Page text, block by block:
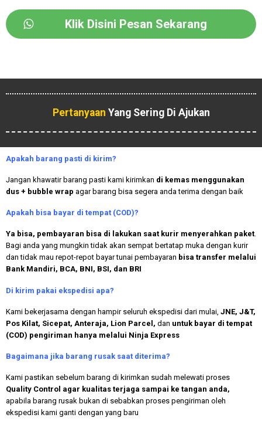
Klik Disini Pesan Sekarang
Pertanyaan Yang Sering Di Ajukan
Apakah barang pasti di kirim?
Jangan khawatir barang pasti kami kirimkan di kemas menggunakan
dus + bubble wrap agar barang bisa segera anda terima dengan baik
Apakah bisa bayar di tempat (COD)?
Ya bisa, pembayaran bisa di lakukan saat kurir menyerahkan paket.
Bagi anda yang mungkin tidak akan sempat bertatap muka dengan kurir
dan tidak mau repot-repot bayar tunai pembayaran bisa transfer melalui
Bank Mandiri, BCA, BNI, BSI, dan BRI
Di kirim pakai ekspedisi apa?
Kami bekerjasama dengan hampir seluruh ekspedisi dari mulai, JNE, J&T,
Pos Kilat, Sicepat, Anteraja, Lion Parcel, dan untuk bayar di tempat
(COD) pengiriman hanya melalui Ninja Express
Bagaimana jika barang rusak saat diterima?
Kami pastikan sebelum barang di kirimkan sudah melewati proses
Quality Control agar kualitas terjaga sampai ke tangan anda,
apabila barang rusak bukan di sebabkan proses pengiriman oleh
ekspedisi kami ganti dengan yang baru